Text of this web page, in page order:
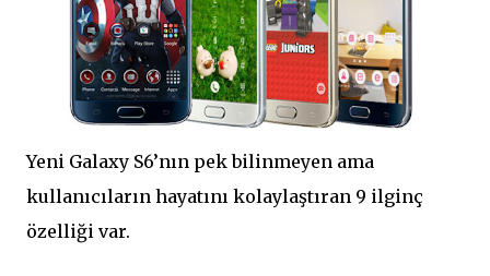
Yeni Galaxy S6’nın pek bilinmeyen ama
kullanıcıların hayatını kolaylaştıran 9 ilginç
özelliği var.